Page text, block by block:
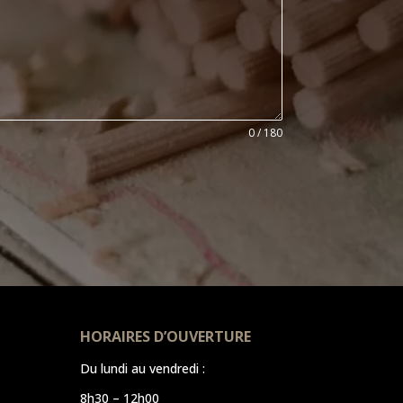
0 / 180
HORAIRES D’OUVERTURE
Du lundi au vendredi :
8h30 – 12h00